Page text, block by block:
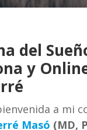
del
y
a mi
Masó (MD,